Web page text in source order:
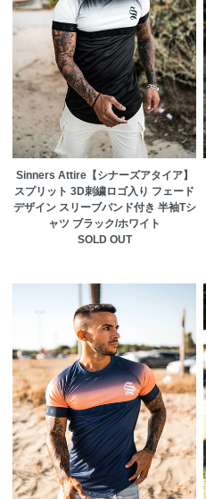
Sinners Attire【シナーズアタイア】
スプリット 3D刺繍ロゴ入り フェード
デザイン スリーブバンド付き 半袖Tシ
ャツ ブラック/ホワイト
SOLD OUT